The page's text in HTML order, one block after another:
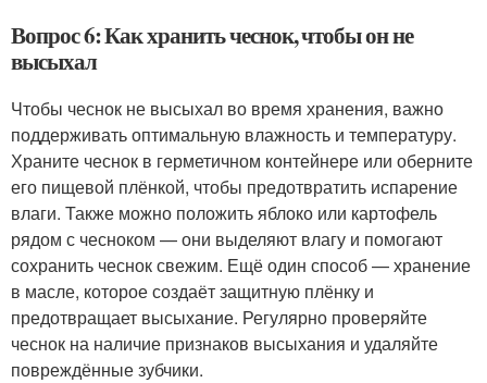
Вопрос 6: Как хранить чеснок, чтобы он не
высыхал
Чтобы чеснок не высыхал во время хранения, важно
поддерживать оптимальную влажность и температуру.
Храните чеснок в герметичном контейнере или оберните
его пищевой плёнкой, чтобы предотвратить испарение
влаги. Также можно положить яблоко или картофель
рядом с чесноком — они выделяют влагу и помогают
сохранить чеснок свежим. Ещё один способ — хранение
в масле, которое создаёт защитную плёнку и
предотвращает высыхание. Регулярно проверяйте
чеснок на наличие признаков высыхания и удаляйте
повреждённые зубчики.